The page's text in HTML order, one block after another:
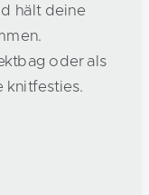
hält deine
oder als
knitfesties.